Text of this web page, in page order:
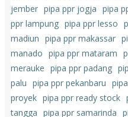
jember pipa ppr jogja pipa
ppr lampung pipa ppr lesso
madiun pipa ppr makassar
manado pipa ppr mataram
merauke pipa ppr padang
palu pipa ppr pekanbaru
proyek pipa ppr ready stock
tangga pipa ppr samarinda